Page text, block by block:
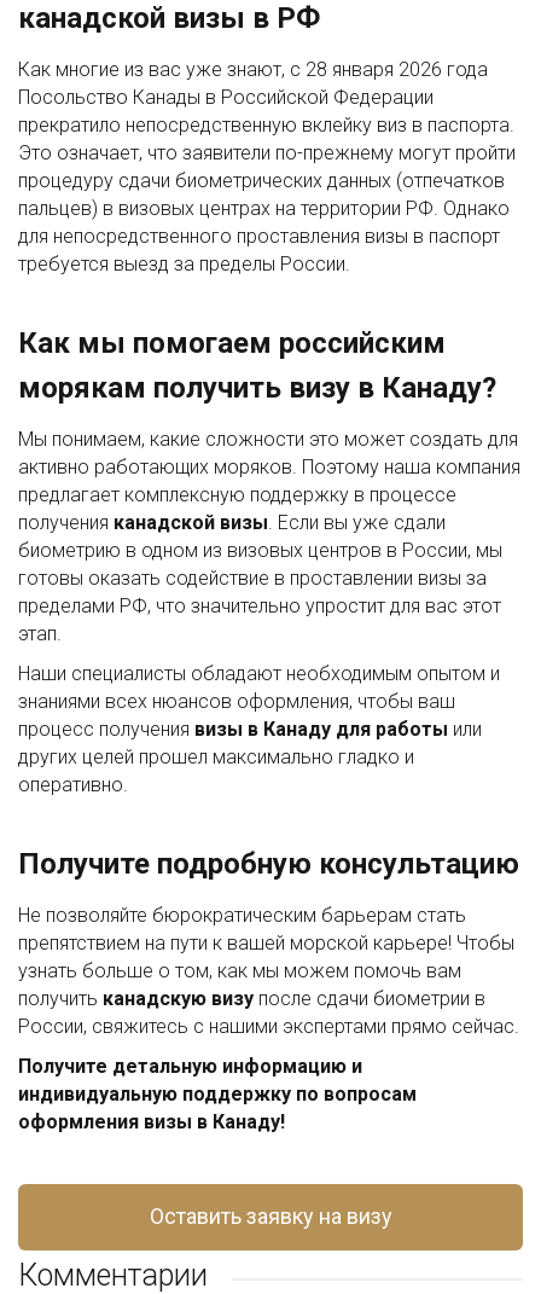
канадской визы в РФ
Как многие из вас уже знают, с 28 января 2026 года
Посольство Канады в Российской Федерации
прекратило непосредственную вклейку виз в паспорта.
Это означает, что заявители по-прежнему могут пройти
процедуру сдачи биометрических данных (отпечатков
пальцев) в визовых центрах на территории РФ. Однако
для непосредственного проставления визы в паспорт
требуется выезд за пределы России.
Как мы помогаем российским
морякам получить визу в Канаду?
Мы понимаем, какие сложности это может создать для
активно работающих моряков. Поэтому наша компания
предлагает комплексную поддержку в процессе
получения канадской визы. Если вы уже сдали
биометрию в одном из визовых центров в России, мы
готовы оказать содействие в проставлении визы за
пределами РФ, что значительно упростит для вас этот
этап.
Наши специалисты обладают необходимым опытом и
знаниями всех нюансов оформления, чтобы ваш
процесс получения визы в Канаду для работы или
других целей прошел максимально гладко и
оперативно.
Получите подробную консультацию
Не позволяйте бюрократическим барьерам стать
препятствием на пути к вашей морской карьере! Чтобы
узнать больше о том, как мы можем помочь вам
получить канадскую визу после сдачи биометрии в
России, свяжитесь с нашими экспертами прямо сейчас.
Получите детальную информацию и
индивидуальную поддержку по вопросам
оформления визы в Канаду!
Оставить заявку на визу
Комментарии